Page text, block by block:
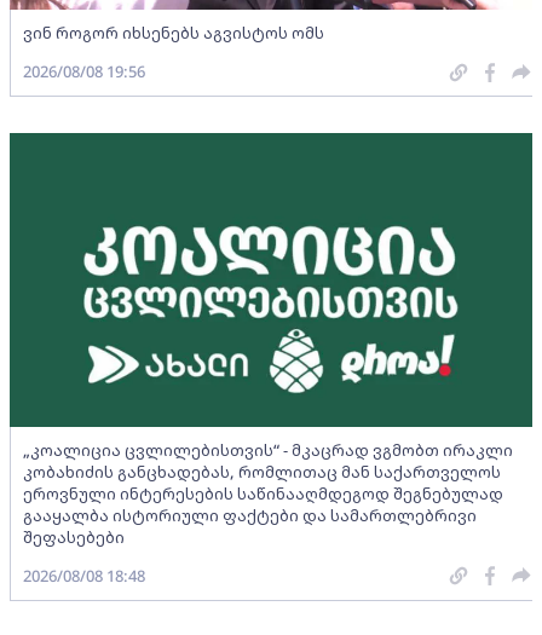
ვინ როგორ იხსენებს აგვისტოს ომს
2026/08/08 19:56
„კოალიცია ცვლილებისთვის“ - მკაცრად ვგმობთ ირაკლი
კობახიძის განცხადებას, რომლითაც მან საქართველოს
ეროვნული ინტერესების საწინააღმდეგოდ შეგნებულად
გააყალბა ისტორიული ფაქტები და სამართლებრივი
შეფასებები
2026/08/08 18:48